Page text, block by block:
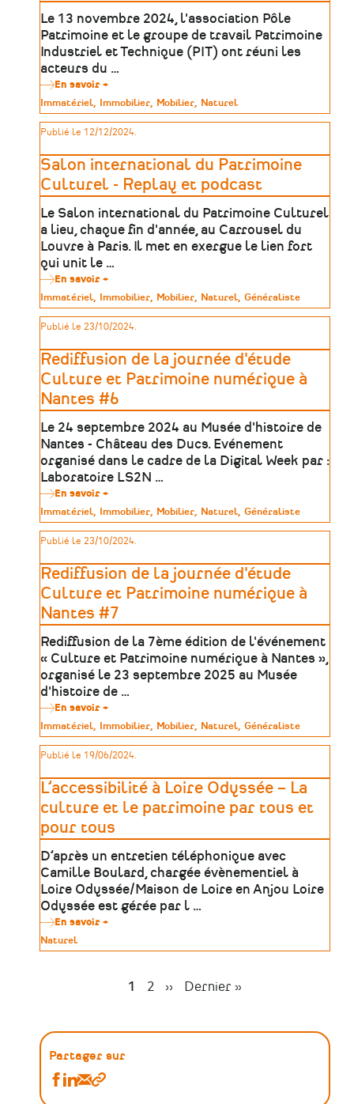
Le 13 novembre 2024, l'association Pôle
Patrimoine et le groupe de travail Patrimoine
Industriel et Technique (PIT) ont réuni les
acteurs du …
En savoir +
Protection,
conservation
et
valorisation
patrimoine
industriel
technique
Pays
de
la
Loire
Type
de
patrimoine
Immatériel Immobilier Mobilier Naturel
Publié le 12/12/2024.
Salon international du Patrimoine
Culturel - Replay et podcast
Le Salon international du Patrimoine Culturel
a lieu, chaque fin d'année, au Carrousel du
Louvre à Paris. Il met en exergue le lien fort
qui unit le …
En savoir +
Salon
international
du
Patrimoine
-
Replay
et
podcast
Type
de
patrimoine
Immatériel Immobilier Mobilier Naturel Généraliste
Publié le 23/10/2024.
Rediffusion de la journée d'étude
Culture et Patrimoine numérique à
Nantes #6
Le 24 septembre 2024 au Musée d'histoire de
Nantes - Château des Ducs. Evénement
organisé dans le cadre de la Digital Week par :
Laboratoire LS2N …
En savoir +
Rediffusion
de
la
journée
Culture
et
Patrimoine
numérique
à
Nantes
#6
Type
de
patrimoine
Immatériel Immobilier Mobilier Naturel Généraliste
Publié le 23/10/2024.
Rediffusion de la journée d'étude
Culture et Patrimoine numérique à
Nantes #7
Rediffusion de la 7ème édition de l'événement
« Culture et Patrimoine numérique à Nantes »,
organisé le 23 septembre 2025 au Musée
d'histoire de …
En savoir +
Rediffusion
de
la
journée
Culture
et
Patrimoine
numérique
à
Nantes
Type
de
patrimoine
Immatériel Immobilier Mobilier Naturel Généraliste
Publié le 19/06/2024.
L’accessibilité à Loire Odyssée – La
culture et le patrimoine par tous et
pour tous
D’après un entretien téléphonique avec
Camille Boulard, chargée évènementiel à
Loire Odyssée/Maison de Loire en Anjou Loire
Odyssée est gérée par l …
En savoir +
le
par
Type
de
Naturel
Page
1 Page
2
Page
››
Dernière
Dernier »
Partager sur
Partager
Partager
Partager